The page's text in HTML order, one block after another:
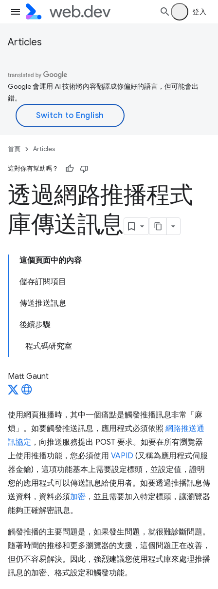
登入
Articles
Google 會運用 AI 技術將內容翻譯成你偏好的語言，但可能會出
錯。
首頁 Articles
這對你有幫助嗎？
透過網路推播程式
庫傳送訊息
這個頁面中的內容
儲存訂閱項目
傳送推送訊息
後續步驟
程式碼研究室
Matt Gaunt
使用網頁推播時，其中一個痛點是觸發推播訊息非常「麻
煩」。如要觸發推送訊息，應用程式必須依照 網路推送通
訊協定 ，向推送服務提出 POST 要求。如要在所有瀏覽器
上使用推播功能，您必須使用 VAPID (又稱為應用程式伺服
器金鑰)，這項功能基本上需要設定標頭，並設定值，證明
您的應用程式可以傳送訊息給使用者。如要透過推播訊息傳
送資料，資料必須加密 ，並且需要加入特定標頭，讓瀏覽器
能夠正確解密訊息。
觸發推播的主要問題是，如果發生問題，就很難診斷問題。
隨著時間的推移和更多瀏覽器的支援，這個問題正在改善，
但仍不容易解決。因此，強烈建議您使用程式庫來處理推播
訊息的加密、格式設定和觸發功能。